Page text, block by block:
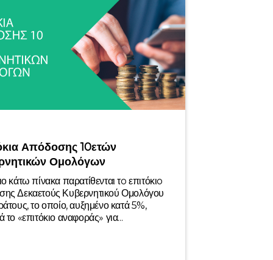
Απόδοσης 10ετών
Ομολόγων
κάτω πίνακα παρατίθενται τo επιτόκιo
Δεκαετούς Κυβερνητικού Ομολόγου
το οποίο, αυξημένο κατά 5%,
το «επιτόκιο αναφοράς» για...